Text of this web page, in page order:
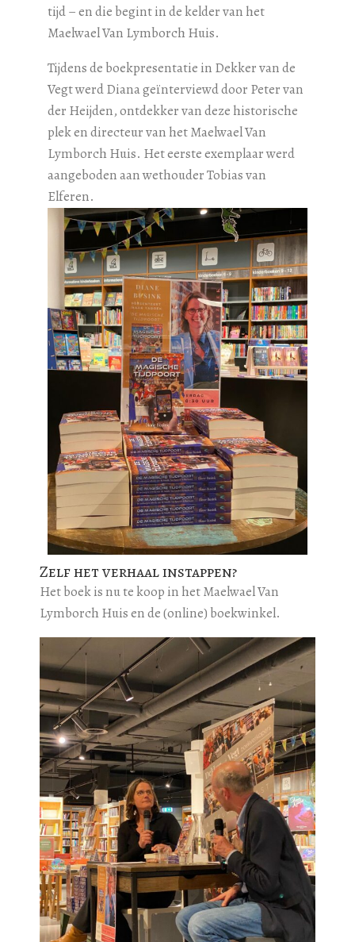
tijd – en die begint in de kelder van het
Maelwael Van Lymborch Huis.
Tijdens de boekpresentatie in Dekker van de
Vegt werd Diana geïnterviewd door Peter van
der Heijden, ontdekker van deze historische
plek en directeur van het Maelwael Van
Lymborch Huis. Het eerste exemplaar werd
aangeboden aan wethouder Tobias van
Elferen.
Zelf het verhaal instappen?
Het boek is nu te koop in het Maelwael Van
Lymborch Huis en de (online) boekwinkel.